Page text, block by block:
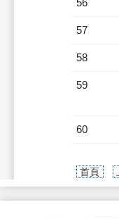
56
57
58
59
60
首頁